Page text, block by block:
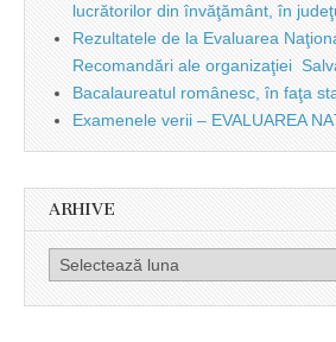
lucrătorilor din învăţământ, în
Rezultatele de la Evaluarea
Recomandări ale organizaţiei
Bacalaureatul românesc, în faţa
Examenele verii – EVALUAREA
ARHIVE
Arhive